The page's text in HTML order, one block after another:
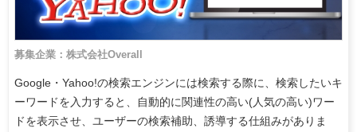
募集企業：株式会社Overall
Google・Yahoo!の検索エンジンには検索する際に、検索したいキ
ーワードを入力すると、自動的に関連性の高い(人気の高い)ワー
ドを表示させ、ユーザーの検索補助、誘導する仕組みがありま